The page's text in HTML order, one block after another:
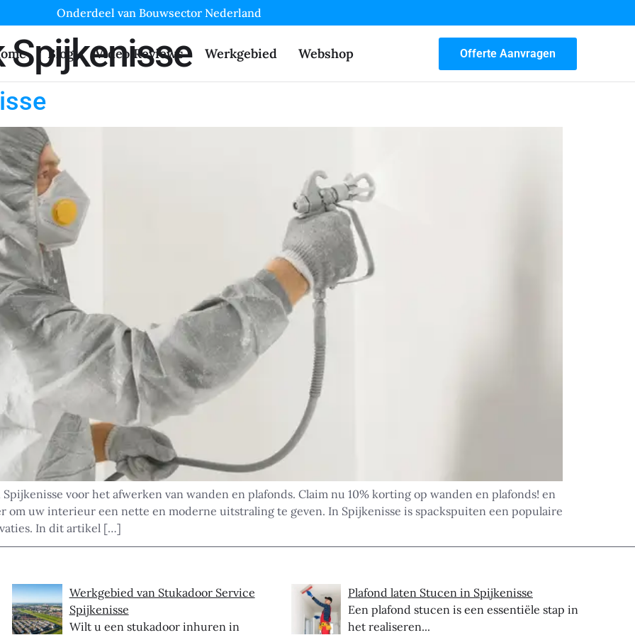
Onderdeel van Bouwsector Nederland
Blog Video Reviews Werkgebied Webshop Offerte Aanvragen
Spijkenisse
voor het afwerken van wanden en plafonds. Claim nu 10% korting op wanden en plafonds! en
om uw interieur een nette en moderne uitstraling te geven. In Spijkenisse is spackspuiten een populaire
In dit artikel […]
Werkgebied van Stukadoor Service
Spijkenisse
Wilt u een stukadoor inhuren in
Plafond laten Stucen in Spijkenisse
Een plafond stucen is een essentiële stap in
het realiseren...